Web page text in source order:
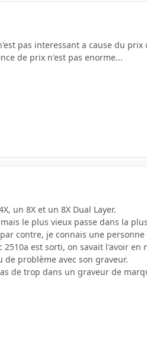
pas interessant a cause du prix
de prix n'est pas enorme...
un 8X et un 8X Dual Layer.
le plus vieux passe dans la
contre, je connais une
est sorti, on savait l'avoir en
problème avec son graveur.
de trop dans un graveur de